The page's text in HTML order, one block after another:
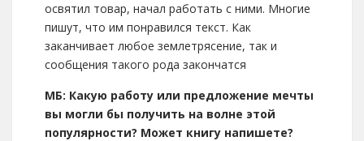
освятил товар, начал работать с ними. Многие
пишут, что им понравился текст. Как
заканчивает любое землетрясение, так и
сообщения такого рода закончатся
МБ: Какую работу или предложение мечты
вы могли бы получить на волне этой
популярности? Может книгу напишете?